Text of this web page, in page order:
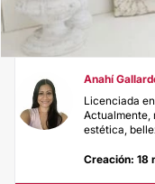
Anahí
Licenciada
Actualmente,
estética,
Creación: 18